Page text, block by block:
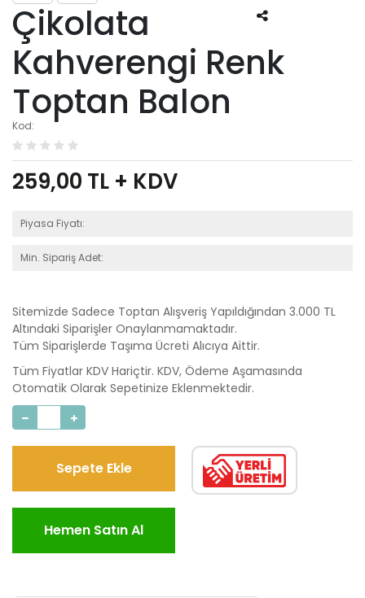
Çikolata
Kahverengi Renk
Toptan Balon
Kod:
259,00 TL + KDV
Piyasa Fiyatı:
Min. Sipariş Adet:
Sitemizde Sadece Toptan Alışveriş Yapıldığından 3.000 TL
Altındaki Siparişler Onaylanmamaktadır.
Tüm Siparişlerde Taşıma Ücreti Alıcıya Aittir.
Tüm Fiyatlar KDV Hariçtir. KDV, Ödeme Aşamasında
Otomatik Olarak Sepetinize Eklenmektedir.
Sepete Ekle
Hemen Satın Al